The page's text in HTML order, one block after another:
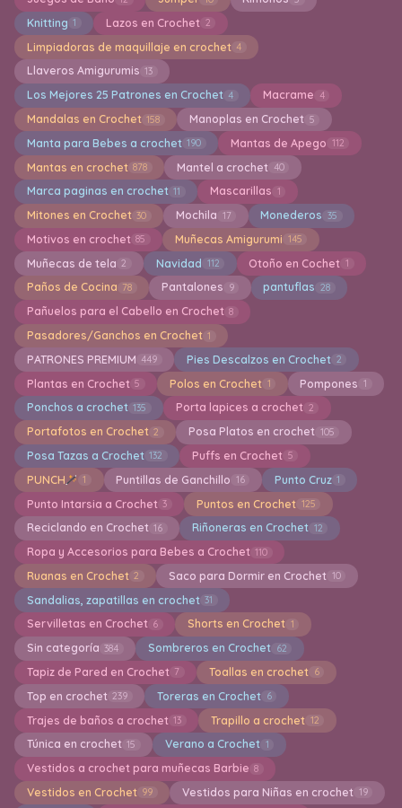
Knitting 1 Lazos en Crochet 2
Limpiadoras de maquillaje en crochet 4
Llaveros Amigurumis 13
Los Mejores 25 Patrones en Crochet 4 Macrame 4
Mandalas en Crochet 158 Manoplas en Crochet 5
Manta para Bebes a crochet 190 Mantas de Apego 112
Mantas en crochet 878 Mantel a crochet 40
Marca paginas en crochet 11 Mascarillas 1
Mitones en Crochet 30 Mochila 17 Monederos 35
Motivos en crochet 85 Muñecas Amigurumi 145
Muñecas de tela 2 Navidad 112 Otoño en Cochet 1
Paños de Cocina 78 Pantalones 9 pantuflas 28
Pañuelos para el Cabello en Crochet 8
Pasadores/Ganchos en Crochet 1
PATRONES PREMIUM 449 Pies Descalzos en Crochet 2
Plantas en Crochet 5 Polos en Crochet 1 Pompones 1
Ponchos a crochet 135 Porta lapices a crochet 2
Portafotos en Crochet 2 Posa Platos en crochet 105
Posa Tazas a Crochet 132 Puffs en Crochet 5
PUNCH 1 Puntillas de Ganchillo 16 Punto Cruz 1
Punto Intarsia a Crochet 3 Puntos en Crochet 125
Reciclando en Crochet 16 Riñoneras en Crochet 12
Ropa y Accesorios para Bebes a Crochet 110
Ruanas en Crochet 2 Saco para Dormir en Crochet 10
Sandalias, zapatillas en crochet 31
Servilletas en Crochet 6 Shorts en Crochet 1
Sin categoría 384 Sombreros en Crochet 62
Tapiz de Pared en Crochet 7 Toallas en crochet 6
Top en crochet 239 Toreras en Crochet 6
Trajes de baños a crochet 13 Trapillo a crochet 12
Túnica en crochet 15 Verano a Crochet 1
Vestidos a crochet para muñecas Barbie 8
Vestidos en Crochet 99 Vestidos para Niñas en crochet 19